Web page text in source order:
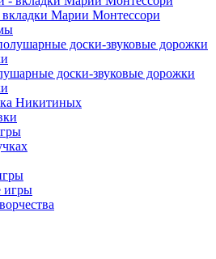
Марии Монтессори
доски-звуковые дорожки
Никитиных
игры